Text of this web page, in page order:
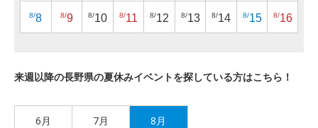
8/8 8/9 8/10 8/11 8/12 8/13 8/14 8/15 8/16
来週以降の長野県の夏休みイベントを探している方はこちら！
6月 7月 8月